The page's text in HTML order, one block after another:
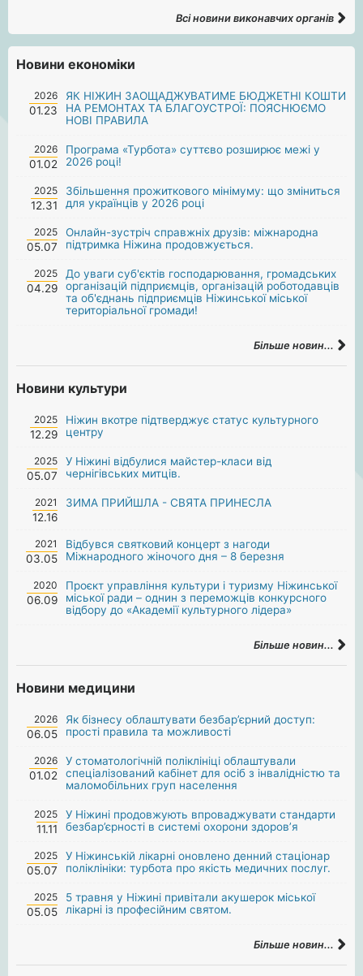
Всі новини виконавчих органів
Новини економіки
2026
01.23
ЯК НІЖИН ЗАОЩАДЖУВАТИМЕ БЮДЖЕТНІ КОШТИ
НА РЕМОНТАХ ТА БЛАГОУСТРОЇ: ПОЯСНЮЄМО
НОВІ ПРАВИЛА
2026
01.02
Програма «Турбота» суттєво розширює межі у
2026 році!
2025
12.31
Збільшення прожиткового мінімуму: що зміниться
для українців у 2026 році
2025
05.07
Онлайн-зустріч справжніх друзів: міжнародна
підтримка Ніжина продовжується.
2025
04.29
До уваги суб'єктів господарювання, громадських
організацій підприємців, організацій роботодавців
та об'єднань підприємців Ніжинської міської
територіальної громади!
Більше новин...
Новини культури
2025
12.29
Ніжин вкотре підтверджує статус культурного
центру
2025
05.07
У Ніжині відбулися майстер-класи від
чернігівських митців.
2021
12.16
ЗИМА ПРИЙШЛА - СВЯТА ПРИНЕСЛА
2021
03.05
Відбувся святковий концерт з нагоди
Міжнародного жіночого дня – 8 березня
2020
06.09
Проєкт управління культури і туризму Ніжинської
міської ради – однин з переможців конкурсного
відбору до «Академії культурного лідера»
Більше новин...
Новини медицини
2026
06.05
Як бізнесу облаштувати безбар’єрний доступ:
прості правила та можливості
2026
01.02
У стоматологічній поліклініці облаштували
спеціалізований кабінет для осіб з інвалідністю та
маломобільних груп населення
2025
11.11
У Ніжині продовжують впроваджувати стандарти
безбар’єрності в системі охорони здоров’я
2025
05.07
У Ніжинській лікарні оновлено денний стаціонар
поліклініки: турбота про якість медичних послуг.
2025
05.05
5 травня у Ніжині привітали акушерок міської
лікарні із професійним святом.
Більше новин...